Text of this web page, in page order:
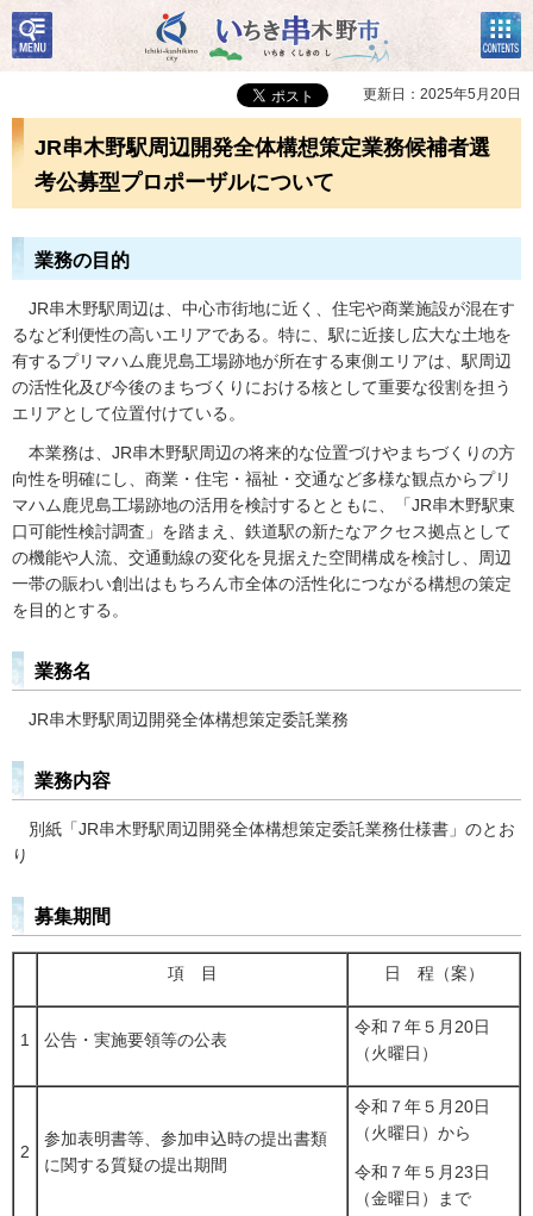
いちき串木野市
検
索・
共通
コン
テン
ツメ
ニュ
更新日：2025年5月20日
JR串木野駅周辺開発全体構想策定業務候補者選
考公募型プロポーザルについて
業務の目的
JR串木野駅周辺は、中心市街地に近く、住宅や商業施設が混在す
るなど利便性の高いエリアである。特に、駅に近接し広大な土地を
有するプリマハム鹿児島工場跡地が所在する東側エリアは、駅周辺
の活性化及び今後のまちづくりにおける核として重要な役割を担う
エリアとして位置付けている。
本業務は、JR串木野駅周辺の将来的な位置づけやまちづくりの方
向性を明確にし、商業・住宅・福祉・交通など多様な観点からプリ
マハム鹿児島工場跡地の活用を検討するとともに、「JR串木野駅東
口可能性検討調査」を踏まえ、鉄道駅の新たなアクセス拠点として
の機能や人流、交通動線の変化を見据えた空間構成を検討し、周辺
一帯の賑わい創出はもちろん市全体の活性化につながる構想の策定
を目的とする。
業務名
JR串木野駅周辺開発全体構想策定委託業務
業務内容
別紙「JR串木野駅周辺開発全体構想策定委託業務仕様書」のとお
り
募集期間
項 目 日 程（案）
1 公告・実施要領等の公表
令和７年５月20日
（火曜日）
2
参加表明書等、参加申込時の提出書類
に関する質疑の提出期間
令和７年５月20日
（火曜日）から
令和７年５月23日
（金曜日）まで